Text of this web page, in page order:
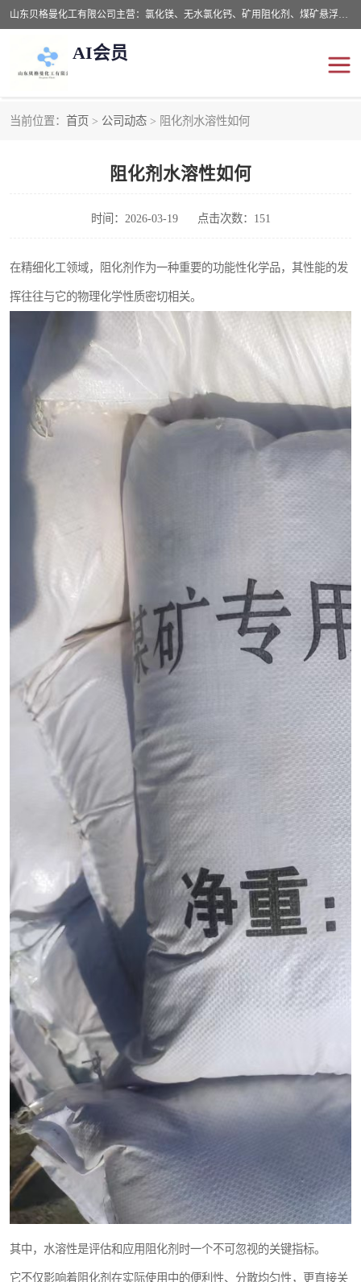
山东贝格曼化工有限公司主营：氯化镁、无水氯化钙、矿用阻化剂、煤矿悬浮剂、道路抑尘剂、氢氧化镁，防灭火剂等，公司位于山东省潍坊市滨海经济开发区,是专业从事对各种精细化工集研究、开发、制造于一体的现代化大型跨境化工企业，公司本着诚信经营、给每一位客户提供专业服务。
AI会员
当前位置： 首页 > 公司动态 > 阻化剂水溶性如何
阻化剂水溶性如何
时间：2026-03-19 点击次数：151
在精细化工领域，阻化剂作为一种重要的功能性化学品，其性能的发
挥往往与它的物理化学性质密切相关。
其中，水溶性是评估和应用阻化剂时一个不可忽视的关键指标。
它不仅影响着阻化剂在实际使用中的便利性、分散均匀性，更直接关
氯化钙
抑尘剂
氢氧化镁